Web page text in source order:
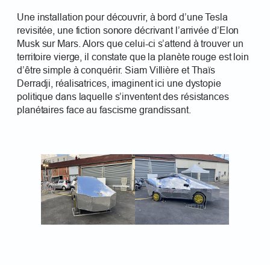
Une installation pour découvrir, à bord d’une Tesla
revisitée, une fiction sonore décrivant l’arrivée d’Elon
Musk sur Mars. Alors que celui-ci s’attend à trouver un
territoire vierge, il constate que la planète rouge est loin
d’être simple à conquérir. Siam Villière et Thaïs
Derradji, réalisatrices, imaginent ici une dystopie
politique dans laquelle s’inventent des résistances
planétaires face au fascisme grandissant.